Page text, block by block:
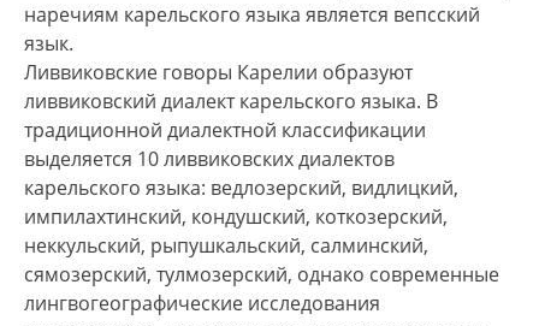
2. Общее число владеющих карельским языком
в Карелии согласно официальным данным
на 2010 г. составляло 16876 человек. Перепись
населения 2010 г. не учитывала отдельно
владеющих разными наречиями карельского
языка в Республике Карелия. Согласно Атласу
языков мира, находящихся под угрозой
исчезновения (2017), общее количество
владеющих ливвиковским наречием (включая
карелов России и Финляндии) оценивалось
наречиям карельского языка является вепсский
язык.
Ливвиковские говоры Карелии образуют
ливвиковский диалект карельского языка. В
традиционной диалектной классификации
выделяется 10 ливвиковских диалектов
карельского языка: ведлозерский, видлицкий,
импилахтинский, кондушский, коткозерский,
неккульский, рыпушкальский, салминский,
сямозерский, тулмозерский, однако современные
лингвогеографические исследования